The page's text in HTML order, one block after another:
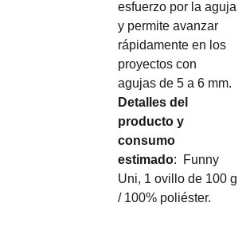
esfuerzo por la aguja
y permite avanzar
rápidamente en los
proyectos con
agujas de 5 a 6 mm.
Detalles del
producto y
consumo
estimado: Funny
Uni, 1 ovillo de 100 g
/ 100% poliéster.